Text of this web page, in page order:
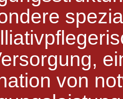
von